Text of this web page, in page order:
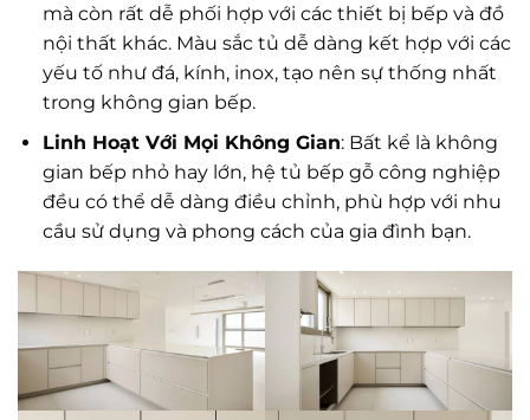
mà còn rất dễ phối hợp với các thiết bị bếp và đồ
nội thất khác. Màu sắc tủ dễ dàng kết hợp với các
yếu tố như đá, kính, inox, tạo nên sự thống nhất
trong không gian bếp.
Linh Hoạt Với Mọi Không Gian: Bất kể là không
gian bếp nhỏ hay lớn, hệ tủ bếp gỗ công nghiệp
đều có thể dễ dàng điều chỉnh, phù hợp với nhu
cầu sử dụng và phong cách của gia đình bạn.